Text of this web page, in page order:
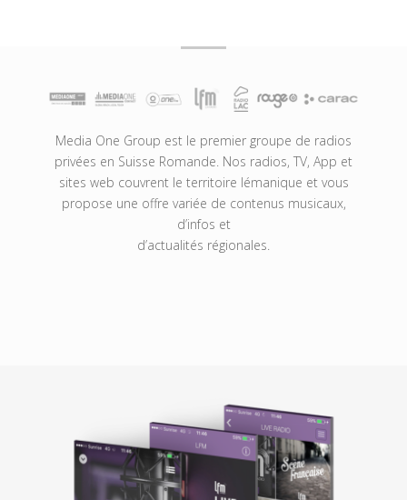
Media One Group est le premier groupe de radios
privées en Suisse Romande. Nos radios, TV, App et
sites web couvrent le territoire lémanique et vous
propose une offre variée de contenus musicaux,
d’infos et
d’actualités régionales.